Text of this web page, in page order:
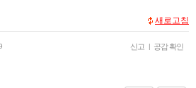
새로고침
신고 | 공감 확인